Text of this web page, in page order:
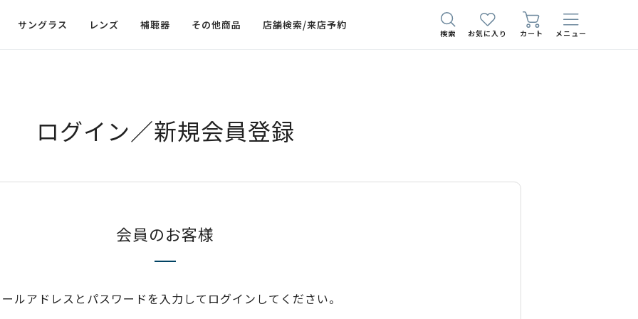
サングラス レンズ 補聴器 その他商品 店舗検索/来店予約
検索 お気に入り カート メニュー
ログイン／新規会員登録
会員のお客様
ルアドレスとパスワードを入力してログインしてください。